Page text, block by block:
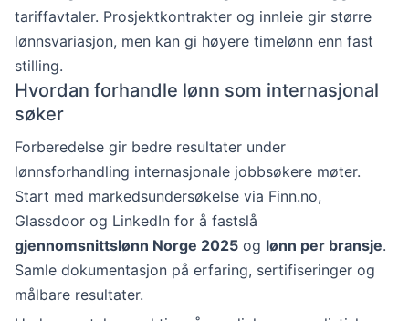
tariffavtaler. Prosjektkontrakter og innleie gir større
lønnsvariasjon, men kan gi høyere timelønn enn fast
stilling.
Hvordan forhandle lønn som internasjonal
søker
Forberedelse gir bedre resultater under
lønnsforhandling internasjonale jobbsøkere møter.
Start med markedsundersøkelse via Finn.no,
Glassdoor og LinkedIn for å fastslå
gjennomsnittslønn Norge 2025 og lønn per bransje.
Samle dokumentasjon på erfaring, sertifiseringer og
målbare resultater.